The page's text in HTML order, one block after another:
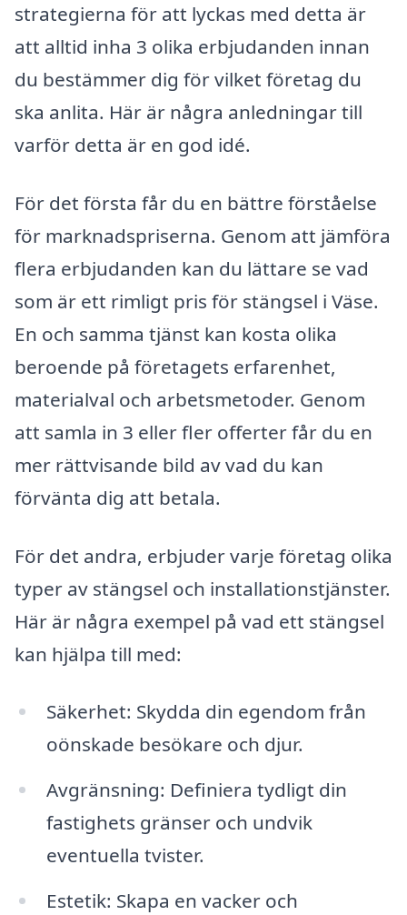
strategierna för att lyckas med detta är
att alltid inha 3 olika erbjudanden innan
du bestämmer dig för vilket företag du
ska anlita. Här är några anledningar till
varför detta är en god idé.
För det första får du en bättre förståelse
för marknadspriserna. Genom att jämföra
flera erbjudanden kan du lättare se vad
som är ett rimligt pris för stängsel i Väse.
En och samma tjänst kan kosta olika
beroende på företagets erfarenhet,
materialval och arbetsmetoder. Genom
att samla in 3 eller fler offerter får du en
mer rättvisande bild av vad du kan
förvänta dig att betala.
För det andra, erbjuder varje företag olika
typer av stängsel och installationstjänster.
Här är några exempel på vad ett stängsel
kan hjälpa till med:
Säkerhet: Skydda din egendom från
oönskade besökare och djur.
Avgränsning: Definiera tydligt din
fastighets gränser och undvik
eventuella tvister.
Estetik: Skapa en vacker och